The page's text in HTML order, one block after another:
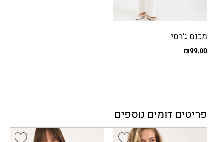
מכנס ג’רסי
₪99.00
פריטים דומים נוספים